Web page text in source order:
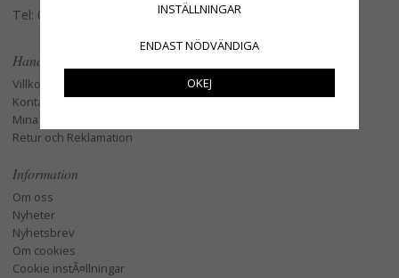
Tel: 079-3495968
Handla
Villkor
Kontakta oss
Mina favoriter
Retur och Reklamation
Information
Om oss
Nyheter
Nyhetsbrev
Om cookies
Cookie instÃ¤llningar
INSTÄLLNINGAR
ENDAST NÖDVÄNDIGA
OKEJ